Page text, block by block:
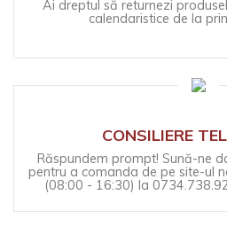
Ai dreptul să returnezi
calendaristice de la
CONSILIERE
Răspundem prompt! Sună-ne
pentru a comanda de pe site-ul
(08:00 - 16:30) la